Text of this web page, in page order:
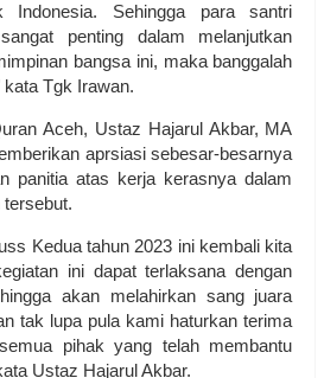
Indonesia. Sehingga para santri
penting dalam melanjutkan
bangsa ini, maka banggalah
Tgk Irawan.
Aceh, Ustaz Hajarul Akbar, MA
aprsiasi sebesar-besarnya
panitia atas kerja kerasnya dalam
Kedua tahun 2023 ini kembali kita
ini dapat terlaksana dengan
akan melahirkan sang juara
tak lupa pula kami haturkan terima
pihak yang telah membantu
Ustaz Hajarul Akbar.